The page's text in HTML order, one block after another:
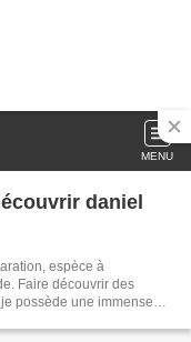
MENU
espèce à
Faire découvrir des
possède une immense
avis aux amateurs